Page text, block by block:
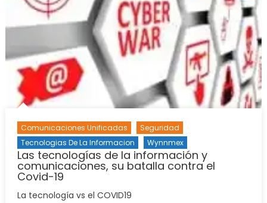
Comunicaciones Unificadas
Seguridad
Tecnologias De La Informacion
Wynnmex
Las tecnologías de la información y
comunicaciones, su batalla contra el
Covid-19
La tecnología vs el COVID19